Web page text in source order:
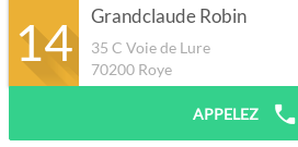
14 Grandclaude Robin
35 C Voie de Lure
70200 Roye
APPELEZ